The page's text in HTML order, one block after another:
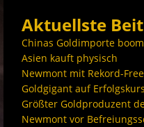
Aktuellste
Chinas Goldimporte
Asien kauft physisch
Newmont mit Rekord-
Goldgigant auf Erfolgskurs
Größter Goldproduzent
Newmont vor